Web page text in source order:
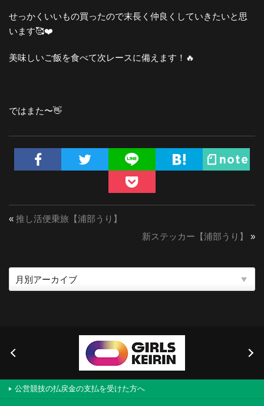
せっかくいいもの買ったので末長く仲良くしていきたいと思
います🥰❤️
美味しいご飯を食べて次レースに備えます！🔥
ではまた〜👋
« 推し活便乗旅【浦部うり】
新ステッカー【浦部うり】
»
公営競技の払戻金の支払を受けた方へ